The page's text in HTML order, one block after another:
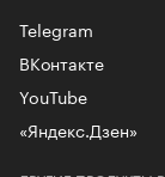
Telegram
ВКонтакте
YouTube
«Яндекс.Дзен»